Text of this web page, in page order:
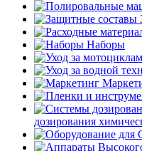
Наборы
дозирования